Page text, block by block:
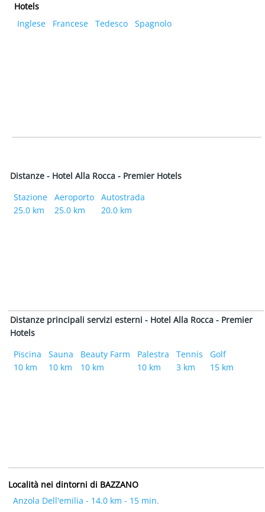
Hotels
Inglese
Francese Tedesco Spagnolo
Distanze - Hotel Alla Rocca - Premier Hotels
Stazione
25.0 km
Aeroporto
25.0 km
Autostrada
20.0 km
Distanze principali servizi esterni - Hotel Alla Rocca - Premier
Hotels
Piscina
10 km
Sauna
10 km
Beauty Farm
10 km
Palestra
10 km
Tennis
3 km
Golf
15 km
Località nei dintorni di BAZZANO
Anzola Dell'emilia - 14.0 km - 15 min.